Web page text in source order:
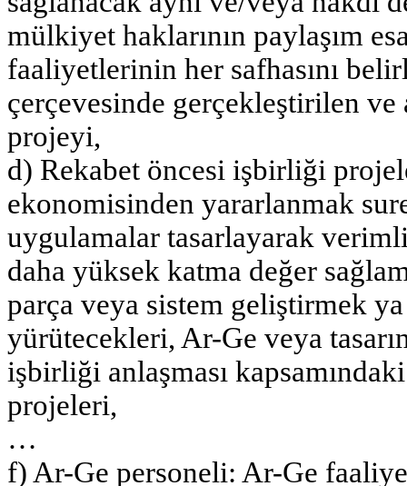
mülkiyet haklarının paylaşım
faaliyetlerinin her safhasını
çerçevesinde gerçekleştirilen ve
projeyi,
d) Rekabet öncesi işbirliği
ekonomisinden yararlanmak
uygulamalar tasarlayarak
daha yüksek katma değer
parça veya sistem geliştirmek
yürütecekleri, Ar-Ge veya
işbirliği anlaşması
projeleri,
…
f) Ar-Ge personeli: Ar-Ge